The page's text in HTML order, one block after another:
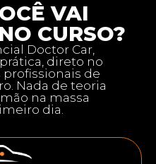
VAI
CURSO?
Doctor Car,
direto no
profissionais de
Nada de teoria
na massa
dia.